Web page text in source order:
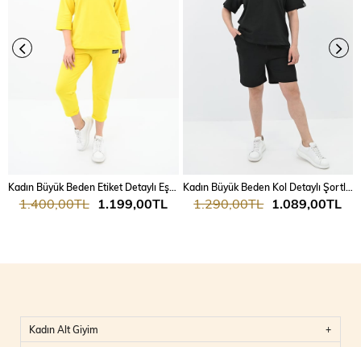
1.199,00TL
1.400,00TL
Kadın Büyük Beden Kol Detaylı Şortlu Takım 8101-24
1.089,00TL
1.290,00TL
Kadın Alt Giyim